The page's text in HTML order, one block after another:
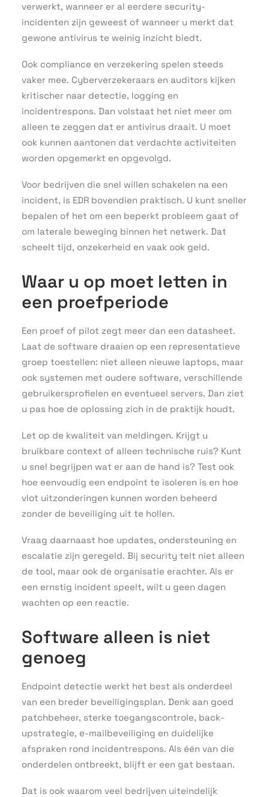
verwerkt, wanneer er al eerdere security-
incidenten zijn geweest of wanneer u merkt dat
gewone antivirus te weinig inzicht biedt.
Ook compliance en verzekering spelen steeds
vaker mee. Cyberverzekeraars en auditors kijken
kritischer naar detectie, logging en
incidentrespons. Dan volstaat het niet meer om
alleen te zeggen dat er antivirus draait. U moet
ook kunnen aantonen dat verdachte activiteiten
worden opgemerkt en opgevolgd.
Voor bedrijven die snel willen schakelen na een
incident, is EDR bovendien praktisch. U kunt sneller
bepalen of het om een beperkt probleem gaat of
om laterale beweging binnen het netwerk. Dat
scheelt tijd, onzekerheid en vaak ook geld.
Waar u op moet letten in
een proefperiode
Een proef of pilot zegt meer dan een datasheet.
Laat de software draaien op een representatieve
groep toestellen: niet alleen nieuwe laptops, maar
ook systemen met oudere software, verschillende
gebruikersprofielen en eventueel servers. Dan ziet
u pas hoe de oplossing zich in de praktijk houdt.
Let op de kwaliteit van meldingen. Krijgt u
bruikbare context of alleen technische ruis? Kunt
u snel begrijpen wat er aan de hand is? Test ook
hoe eenvoudig een endpoint te isoleren is en hoe
vlot uitzonderingen kunnen worden beheerd
zonder de beveiliging uit te hollen.
Vraag daarnaast hoe updates, ondersteuning en
escalatie zijn geregeld. Bij security telt niet alleen
de tool, maar ook de organisatie erachter. Als er
een ernstig incident speelt, wilt u geen dagen
wachten op een reactie.
Software alleen is niet
genoeg
Endpoint detectie werkt het best als onderdeel
van een breder beveiligingsplan. Denk aan goed
patchbeheer, sterke toegangscontrole, back-
upstrategie, e-mailbeveiliging en duidelijke
afspraken rond incidentrespons. Als één van die
onderdelen ontbreekt, blijft er een gat bestaan.
Dat is ook waarom veel bedrijven uiteindelijk